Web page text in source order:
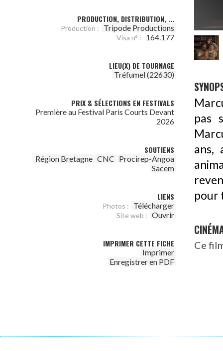
PRODUCTION, DISTRIBUTION, ...
Production : Tripode Productions
Visa n° : 164.177
LIEU(X) DE TOURNAGE
Tréfumel (22630)
PRIX & SÉLECTIONS EN FESTIVALS
Première au Festival Paris Courts Devant
2026
SOUTIENS
Région Bretagne CNC Procirep-Angoa
Sacem
LIENS
Photos : Télécharger
Site web : Ouvrir
IMPRIMER CETTE FICHE
Imprimer
Enregistrer en PDF
pas
ans,
pour
Ce